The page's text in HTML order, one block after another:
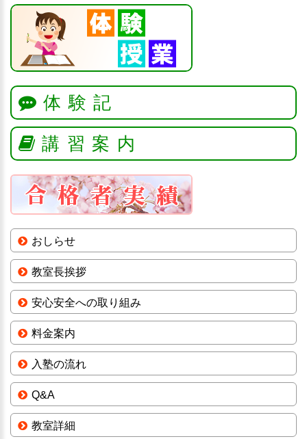
体験記
講習案内
おしらせ
教室長挨拶
安心安全への取り組み
料金案内
入塾の流れ
Q&A
教室詳細